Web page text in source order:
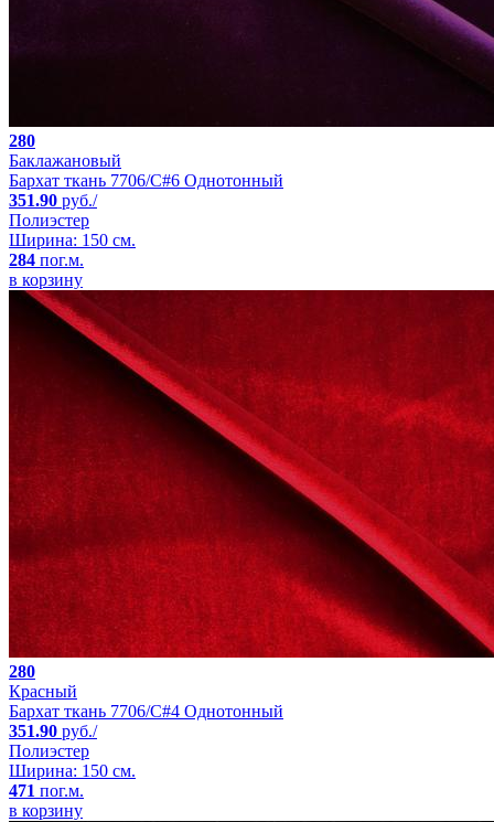
280
Баклажановый
Бархат ткань 7706/C#6 Однотонный
351.90 руб./
Полиэстер
Ширина: 150 см.
284 пог.м.
в корзину
280
Красный
Бархат ткань 7706/C#4 Однотонный
351.90 руб./
Полиэстер
Ширина: 150 см.
471 пог.м.
в корзину